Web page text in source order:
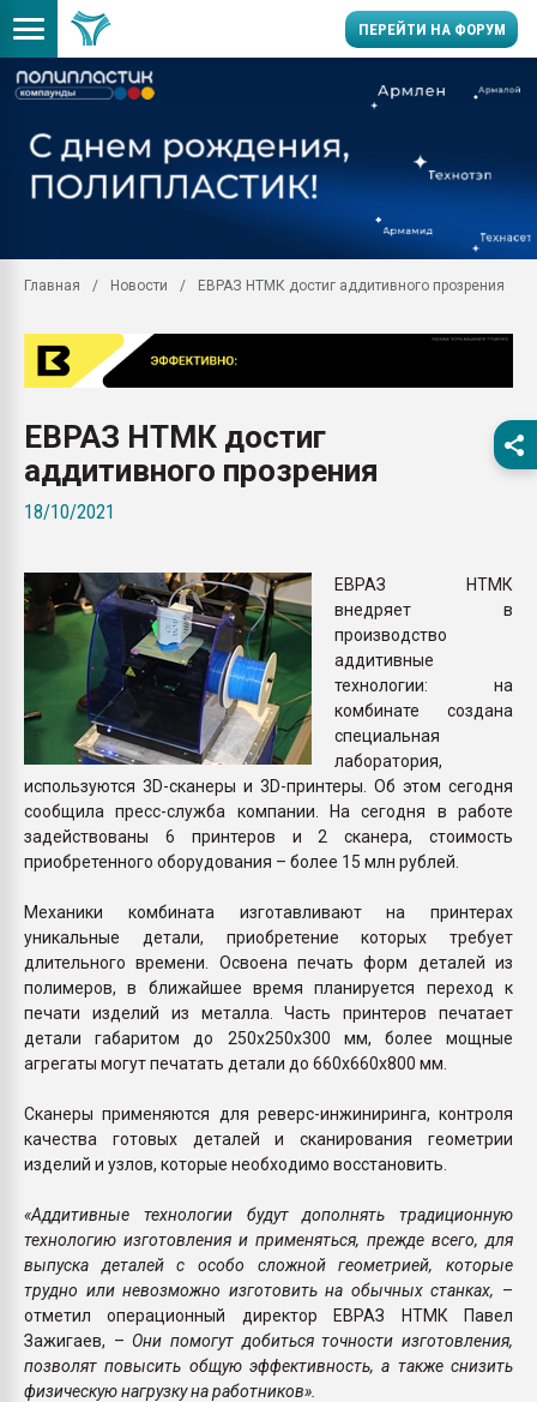
ПЕРЕЙТИ НА ФОРУМ
заводу пластмасс"
Помощь в подборе
Вакуум-формовочные
первый план в
бутылок
ПЕРЕЙТИ НА
Главная Новости ЕВРАЗ НТМК достиг аддитивного прозрения
ЕВРАЗ НТМК достиг
аддитивного прозрения
18/10/2021
ЕВРАЗ НТМК
внедряет в
производство
аддитивные
технологии: на
комбинате создана
специальная
лаборатория,
используются 3D-сканеры и 3D-принтеры. Об этом сегодня
сообщила пресс-служба компании. На сегодня в работе
задействованы 6 принтеров и 2 сканера, стоимость
приобретенного оборудования – более 15 млн рублей.
Механики комбината изготавливают на принтерах
уникальные детали, приобретение которых требует
длительного времени. Освоена печать форм деталей из
полимеров, в ближайшее время планируется переход к
печати изделий из металла. Часть принтеров печатает
детали габаритом до 250х250х300 мм, более мощные
агрегаты могут печатать детали до 660х660х800 мм.
Сканеры применяются для реверс-инжиниринга, контроля
качества готовых деталей и сканирования геометрии
изделий и узлов, которые необходимо восстановить.
«Аддитивные технологии будут дополнять традиционную
технологию изготовления и применяться, прежде всего, для
выпуска деталей с особо сложной геометрией, которые
трудно или невозможно изготовить на обычных станках, –
отметил операционный директор ЕВРАЗ НТМК Павел
Зажигаев, –Они помогут добиться точности изготовления,
позволят повысить общую эффективность, а также снизить
физическую нагрузку на работников».